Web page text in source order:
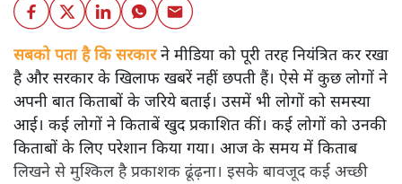
सबको पता है कि सरकारने मीडिया को पूरी तरह नियंत्रित कर रखा
है और सरकार के खिलाफ खबरें नहीं छपती हैं। ऐसे में कुछ लोगों ने
अपनी बात किताबों के जरिये बताई। उसमें भी लोगों को समस्या
आई। कई लोगों ने किताबें खुद प्रकाशित कीं। कई लोगों को उनकी
किताबों के लिए परेशान किया गया। आज के समय में किताब
लिखने से मुश्किल है प्रकाशक ढूंढ़ना। इसके बावजूद कई अच्छी